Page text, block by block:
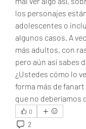
los personajes
adolescentes o
algunos casos. A
más adultos, con
pero aún así sabes
¿Ustedes cómo lo
forma más de
que no deberíamos
0
2